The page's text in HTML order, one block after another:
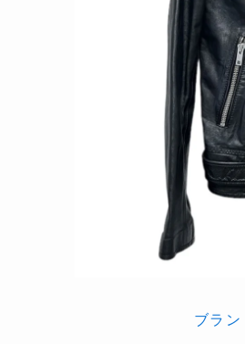
ブラ